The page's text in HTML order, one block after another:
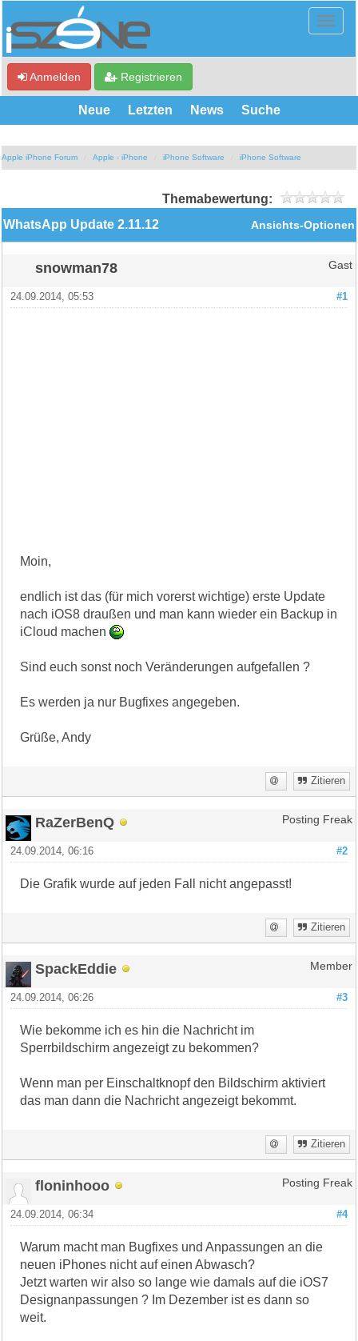
Anmelden Registrieren
Neue Letzten News Suche
Apple iPhone Forum Apple - iPhone iPhone Software iPhone Software
Themabewertung:
Ansichts-Optionen
WhatsApp Update 2.11.12
snowman78 Gast
#1
24.09.2014, 05:53
Moin,
endlich ist das (für mich vorerst wichtige) erste Update
nach iOS8 draußen und man kann wieder ein Backup in
iCloud machen
Sind euch sonst noch Veränderungen aufgefallen ?
Es werden ja nur Bugfixes angegeben.
Grüße, Andy
Zitieren
RaZerBenQ Posting Freak
#2
24.09.2014, 06:16
Die Grafik wurde auf jeden Fall nicht angepasst!
Zitieren
SpackEddie Member
#3
24.09.2014, 06:26
Wie bekomme ich es hin die Nachricht im
Sperrbildschirm angezeigt zu bekommen?
Wenn man per Einschaltknopf den Bildschirm aktiviert
das man dann die Nachricht angezeigt bekommt.
Zitieren
floninhooo Posting Freak
#4
24.09.2014, 06:34
Warum macht man Bugfixes und Anpassungen an die
neuen iPhones nicht auf einen Abwasch?
Jetzt warten wir also so lange wie damals auf die iOS7
Designanpassungen ? Im Dezember ist es dann so
weit.